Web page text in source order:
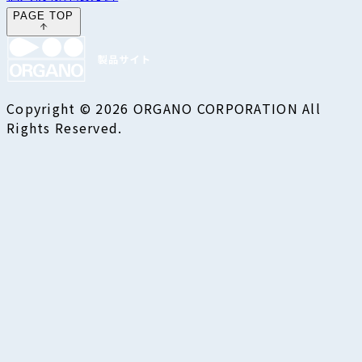
PAGE TOP
Copyright © 2026 ORGANO CORPORATION All
Rights Reserved.